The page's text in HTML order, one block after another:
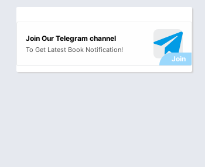
Health
Novels
Novels
Join Our Telegram channel
To Get Latest Book Notification!